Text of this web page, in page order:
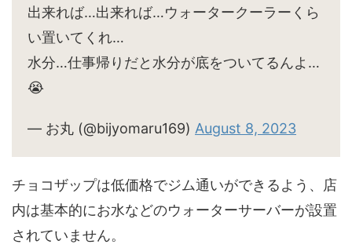
出来れば…出来れば…ウォータークーラーくら
い置いてくれ…
水分…仕事帰りだと水分が底をついてるんよ…
😭
— お丸 (@bijyomaru169) August 8, 2023
チョコザップは低価格でジム通いができるよう、店
内は基本的にお水などのウォーターサーバーが設置
されていません。